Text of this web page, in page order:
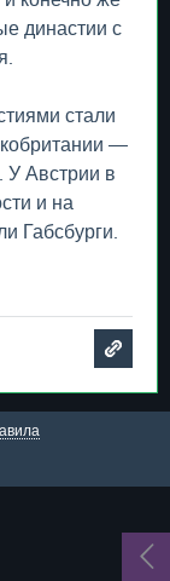
династии с
стали
—
Австрии в
и на
Габсбурги.